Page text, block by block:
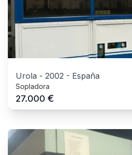
Urola - 2002 - España
Sopladora
27.000 €